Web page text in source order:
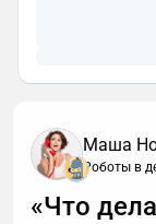
Маша
Роботы в
«Что